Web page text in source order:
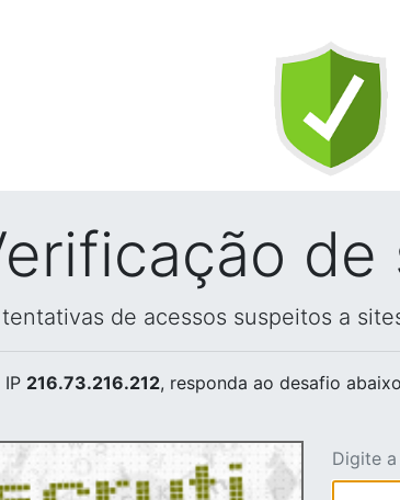
de
de acessos suspeitos a
216.73.216.212, responda ao desafio
Digite